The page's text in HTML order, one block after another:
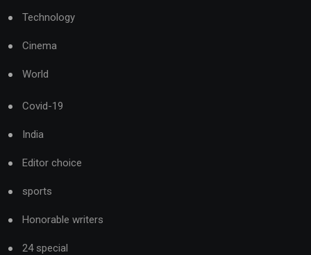
Technology
Cinema
World
Covid-19
India
Editor choice
sports
Honorable writers
24 special